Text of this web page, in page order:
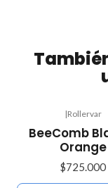
|Rollervar
BeeComb
Orange
$725.000